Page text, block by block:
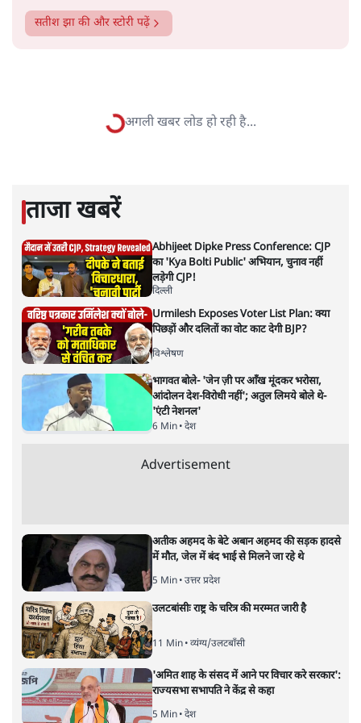
विश्लेषणात्मक और मानवीय स्वरों में से एक हैं। शिक्षा, समाज,
नतीजों पर परदे डालता घोषणा प्रधान
बजट!
यह बजट नीतिगत नतीजों से ज़्यादा घोषणाओं पर टिका क्यों दिखता
है? आंकड़ों, ज़मीनी हकीकत और वादों के बीच घोषणा-प्रधान बजट
की आलोचनात्मक पड़ताल।
केंद्रीय वित्तमंत्री निर्मला सीतारमण द्वारासंसद में प्रस्तुत साल
2026—27 का केंद्रीय बजट बीजेपी और प्रधानमंत्री नरेंद्र मोदी